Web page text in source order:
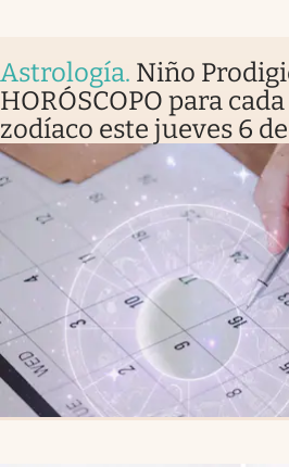
Astrología. Niño
HORÓSCOPO para
zodíaco este jueves 6